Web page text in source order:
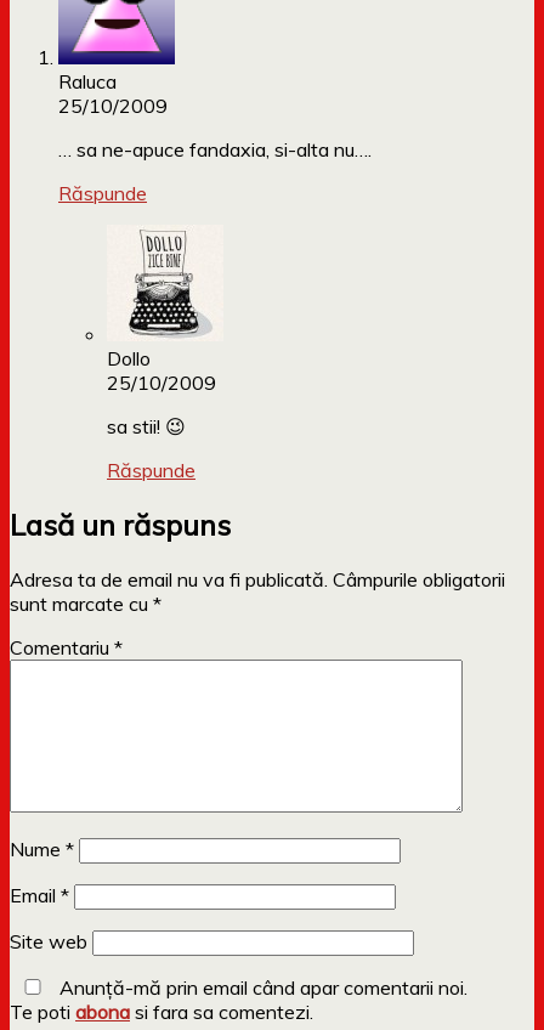
Raluca
25/10/2009
… sa ne-apuce fandaxia, si-alta nu….
Răspunde
Dollo
25/10/2009
sa stii! 😉
Răspunde
Lasă un răspuns
Adresa ta de email nu va fi publicată. Câmpurile obligatorii
sunt marcate cu *
Comentariu *
Nume *
Email *
Site web
Anunță-mă prin email când apar comentarii noi.
Te poti abona si fara sa comentezi.